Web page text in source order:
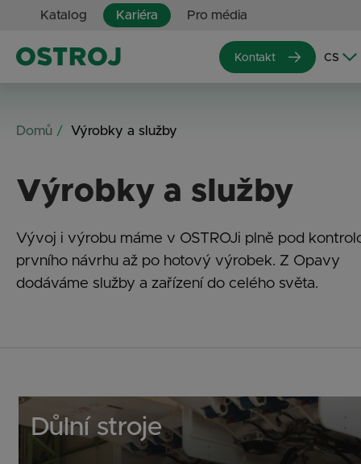
Katalog Kariéra Pro média
Kontakt
Domů Výrobky a služby
Výrobky a služby
Vývoj i výrobu máme v OSTROJi plně pod
prvního návrhu až po hotový výrobek. Z Opavy
dodáváme služby a zařízení do celého světa.
Důlní stroje